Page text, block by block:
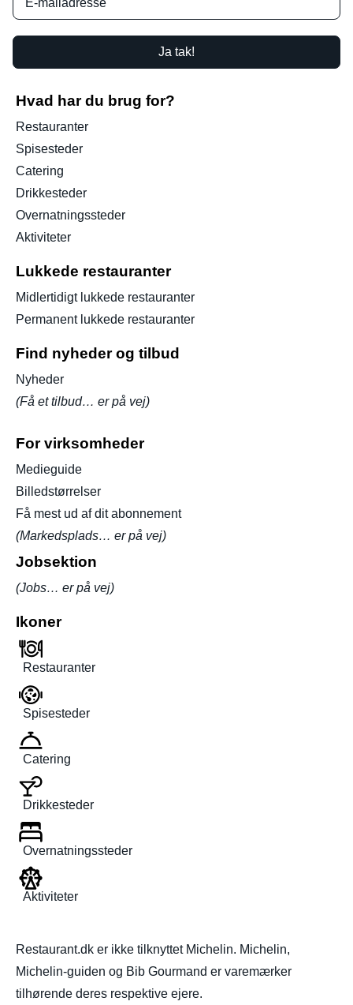
Ja tak!
Hvad har du brug for?
Restauranter
Spisesteder
Catering
Drikkesteder
Overnatningssteder
Aktiviteter
Lukkede restauranter
Midlertidigt lukkede restauranter
Permanent lukkede restauranter
Find nyheder og tilbud
Nyheder
(Få et tilbud… er på vej)
For virksomheder
Medieguide
Billedstørrelser
Få mest ud af dit abonnement
(Markedsplads… er på vej)
Jobsektion
(Jobs… er på vej)
Ikoner
Restauranter
Spisesteder
Catering
Drikkesteder
Overnatningssteder
Aktiviteter
Restaurant.dk er ikke tilknyttet Michelin. Michelin,
Michelin-guiden og Bib Gourmand er varemærker
tilhørende deres respektive ejere.